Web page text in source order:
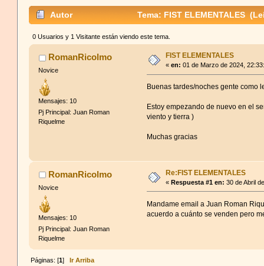
Autor Tema: FIST ELEMENTALES
0 Usuarios y 1 Visitante están viendo este tema.
RomanRicolmo
Novice
Mensajes: 10
Pj Principal: Juan Roman
Riquelme
FIST ELEMENTALES
«en: 01 de Marzo de 2024,
Buenas tardes/noches gente como
Estoy empezando de nuevo en el
viento y tierra )
Muchas gracias
RomanRicolmo
Novice
Mensajes: 10
Pj Principal: Juan Roman
Riquelme
Re:FIST ELEMENTALES
«Respuesta #1 en: 30 de Abril
Mandame email a Juan Roman
acuerdo a cuánto se venden pero
Páginas: [1] Ir Arriba